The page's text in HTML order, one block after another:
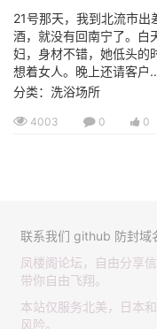
21号那天，我到北流市出
酒，就没有回南宁了。白
妇，身材不错，她低头的
想着女人。晚上还请客户
分类：洗浴场所
4003 0 0
联系我们 github 防封域
凤楼阁论坛，自由分享
带你自由飞翔。
本站仅服务北美，日本
风险。